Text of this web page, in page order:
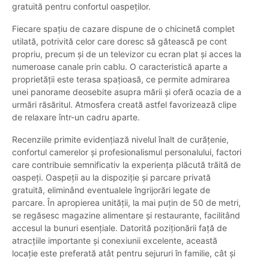
gratuită pentru confortul oaspeților.
Fiecare spațiu de cazare dispune de o chicinetă complet
utilată, potrivită celor care doresc să gătească pe cont
propriu, precum și de un televizor cu ecran plat și acces la
numeroase canale prin cablu. O caracteristică aparte a
proprietății este terasa spațioasă, ce permite admirarea
unei panorame deosebite asupra mării și oferă ocazia de a
urmări răsăritul. Atmosfera creată astfel favorizează clipe
de relaxare într-un cadru aparte.
Recenziile primite evidențiază nivelul înalt de curățenie,
confortul camerelor și profesionalismul personalului, factori
care contribuie semnificativ la experiența plăcută trăită de
oaspeți. Oaspeții au la dispoziție și parcare privată
gratuită, eliminând eventualele îngrijorări legate de
parcare. În apropierea unității, la mai puțin de 50 de metri,
se regăsesc magazine alimentare și restaurante, facilitând
accesul la bunuri esențiale. Datorită poziționării față de
atracțiile importante și conexiunii excelente, această
locație este preferată atât pentru sejururi în familie, cât și